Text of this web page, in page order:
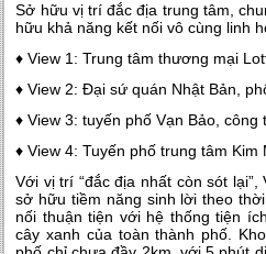
Sở hữu vị trí đắc địa trung tâm,
hữu khả năng kết nối vô cùng linh
♦ View 1: Trung tâm thương mại
♦ View 2: Đại sứ quán Nhật Bản,
♦ View 3: tuyến phố Vạn Bảo, công
♦ View 4: Tuyến phố trung tâm Kim
Với vị trí “đắc địa nhất còn sót
sở hữu tiềm năng sinh lời theo
nối thuận tiện với hệ thống tiện
cây xanh của toàn thành phố.